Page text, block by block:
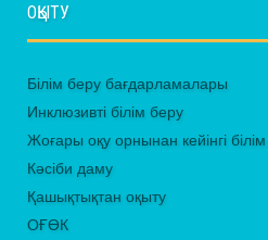
ОҚЫТУ
Білім беру бағдарламалары
Инклюзивті білім беру
Жоғары оқу орнынан кейінгі
Кәсіби даму
Қашықтықтан оқыту
ОҒӨК